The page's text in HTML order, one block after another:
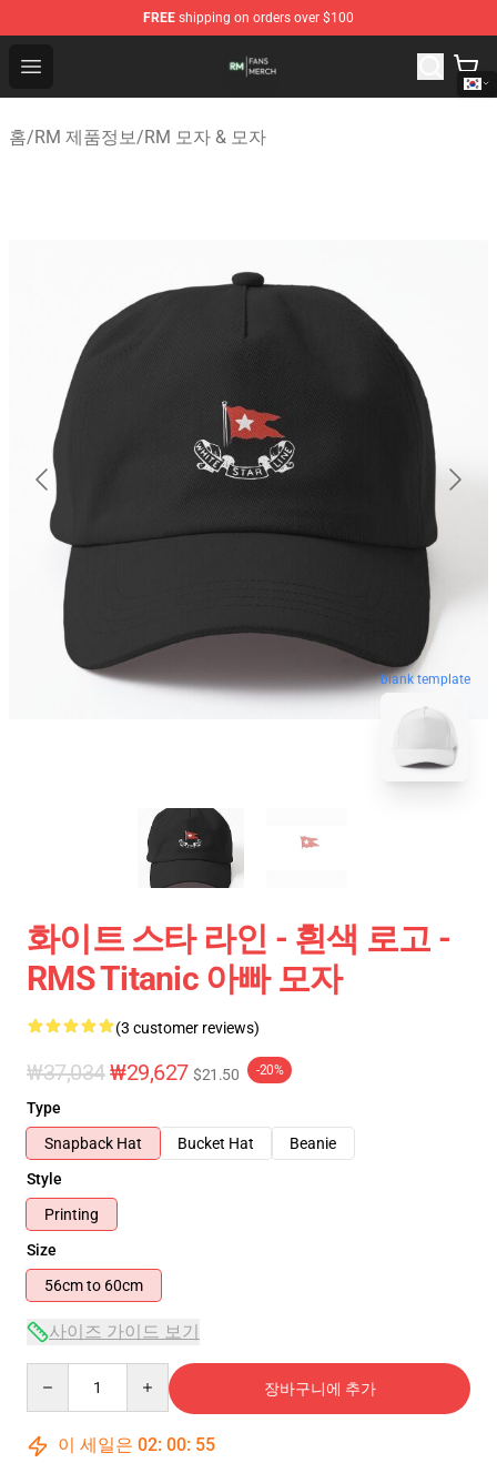
FREE shipping on orders over $100
Open menu
RM Shop - Official RM Merchandise Store
홈/RM 제품정보/RM 모자 & 모자
blank template
화이트 스타 라인 - 흰색 로고 -
RMS Titanic 아빠 모자
(3 customer reviews)
₩37,034₩29,627 $21.50 -20%
Type
Snapback Hat
Bucket Hat
Beanie
Style
Printing
Size
56cm to 60cm
사이즈 가이드 보기
장바구니에 추가
이 세일은 02: 00: 55